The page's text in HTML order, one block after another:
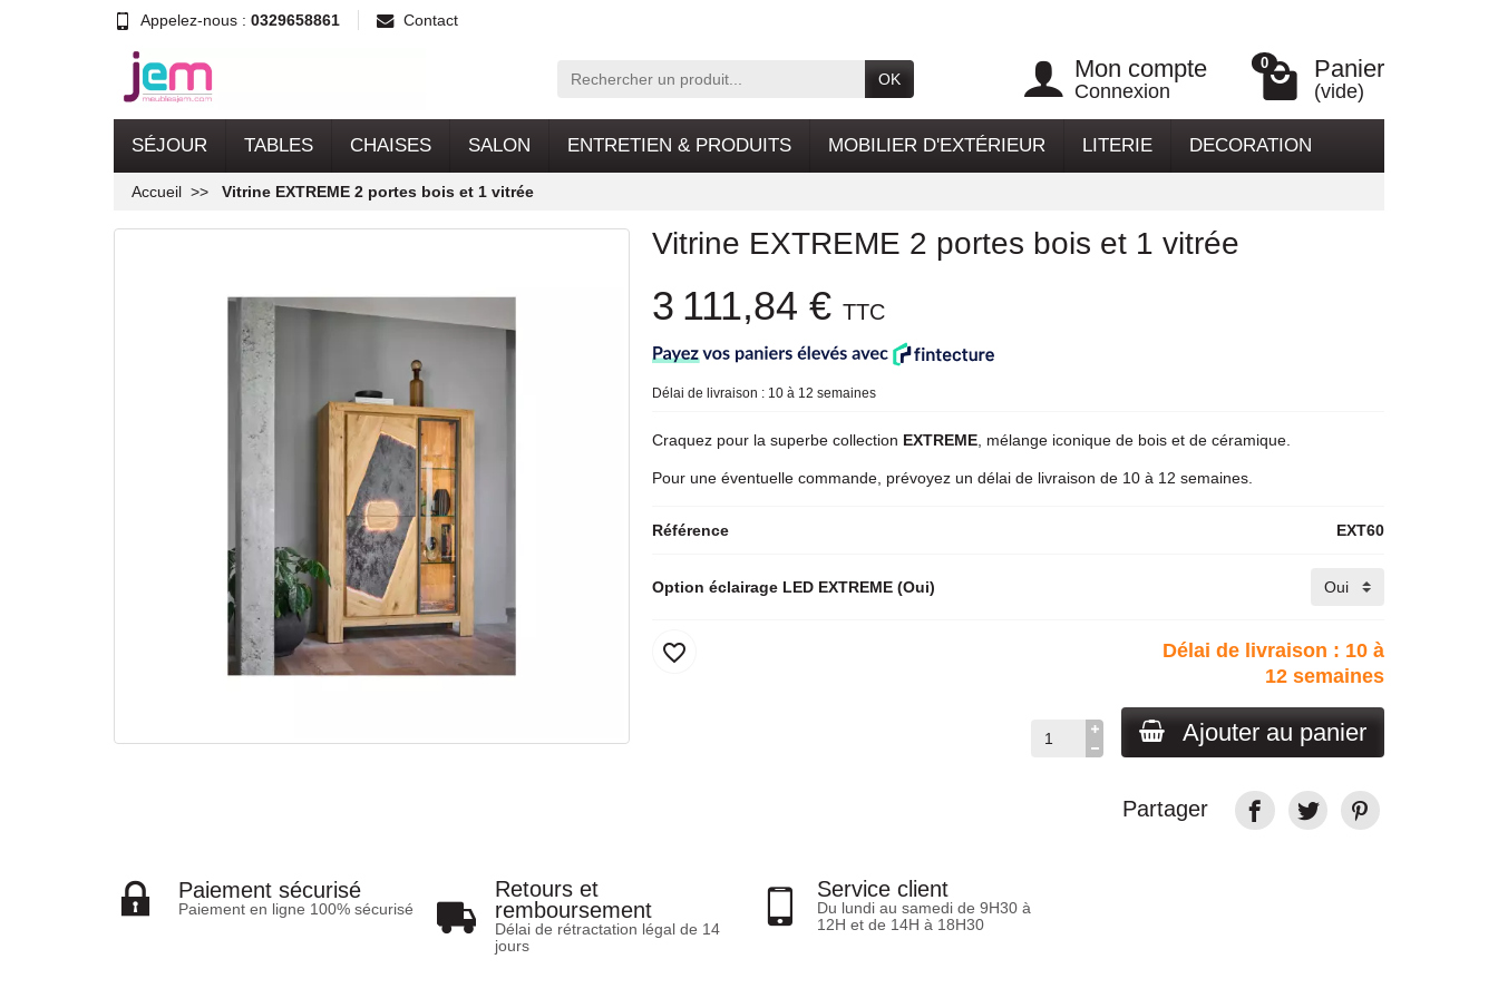
Appelez-nous : 0329658861 Contact
OK Mon compte
Connexion
0 Panier
(vide)
SÉJOUR TABLES CHAISES SALON ENTRETIEN & PRODUITS MOBILIER D'EXTÉRIEUR LITERIE DECORATION
Accueil Vitrine EXTREME 2 portes bois et 1 vitrée
Vitrine EXTREME 2 portes bois et 1 vitrée
3 111,84 €TTC
Délai de livraison : 10 à 12 semaines
Craquez pour la superbe collection EXTREME , mélange iconique de bois et de céramique.
Pour une éventuelle commande, prévoyez un délai de livraison de 10 à 12 semaines.
Référence EXT60
Option éclairage LED EXTREME (Oui)
Délai de livraison : 10 à
12 semaines
Ajouter au panier
favorite_border
Partager
Paiement sécurisé
Paiement en ligne 100% sécurisé
Retours et
remboursement
Délai de rétractation légal de 14
jours
Service client
Du lundi au samedi de 9H30 à
12H et de 14H à 18H30